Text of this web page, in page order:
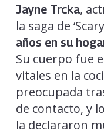
Jayne Trcka,
la saga de
años en su
Su cuerpo fue
vitales en la
preocupada
de contacto, y
la declararon